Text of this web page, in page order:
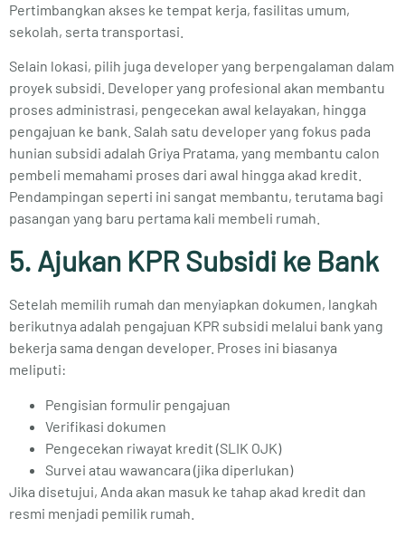
Pertimbangkan akses ke tempat kerja, fasilitas umum,
sekolah, serta transportasi.
Selain lokasi, pilih juga developer yang berpengalaman dalam
proyek subsidi. Developer yang profesional akan membantu
proses administrasi, pengecekan awal kelayakan, hingga
pengajuan ke bank. Salah satu developer yang fokus pada
hunian subsidi adalah Griya Pratama, yang membantu calon
pembeli memahami proses dari awal hingga akad kredit.
Pendampingan seperti ini sangat membantu, terutama bagi
pasangan yang baru pertama kali membeli rumah.
5. Ajukan KPR Subsidi ke Bank
Setelah memilih rumah dan menyiapkan dokumen, langkah
berikutnya adalah pengajuan KPR subsidi melalui bank yang
bekerja sama dengan developer. Proses ini biasanya
meliputi:
Pengisian formulir pengajuan
Verifikasi dokumen
Pengecekan riwayat kredit (SLIK OJK)
Survei atau wawancara (jika diperlukan)
Jika disetujui, Anda akan masuk ke tahap akad kredit dan
resmi menjadi pemilik rumah.